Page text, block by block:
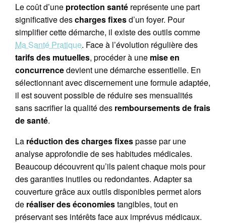
Le coût d’une protection santé représente une part
significative descharges fixesd’un foyer. Pour
simplifier cette démarche, il existe des outils comme
Ma Santé Pratique. Face à l’évolution régulière des
tarifs des mutuelles, procéder à une mise en
concurrencedevient une démarche essentielle. En
sélectionnant avec discernement une formule adaptée,
il est souvent possible de réduire ses mensualités
sans sacrifier la qualité des remboursements de frais
de santé.
La réduction des charges fixespasse par une
analyse approfondie de ses habitudes médicales.
Beaucoup découvrent qu’ils paient chaque mois pour
des garanties inutiles ou redondantes. Adapter sa
couverture grâce aux outils disponibles permet alors
de réaliser des économiestangibles, tout en
préservant ses intérêts face aux imprévus médicaux.